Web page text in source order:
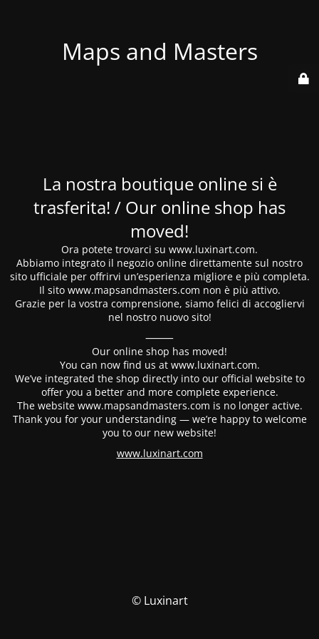
Maps and Masters
La nostra boutique online si è
trasferita! / Our online shop has
moved!
Ora potete trovarci su www.luxinart.com.
Abbiamo integrato il negozio online direttamente sul nostro
sito ufficiale per offrirvi un’esperienza migliore e più completa.
Il sito www.mapsandmasters.com non è più attivo.
Grazie per la vostra comprensione, siamo felici di accogliervi
nel nostro nuovo sito!
⸻
Our online shop has moved!
You can now find us at www.luxinart.com.
We’ve integrated the shop directly into our official website to
offer you a better and more complete experience.
The website www.mapsandmasters.com is no longer active.
Thank you for your understanding — we’re happy to welcome
you to our new website!
www.luxinart.com
© Luxinart